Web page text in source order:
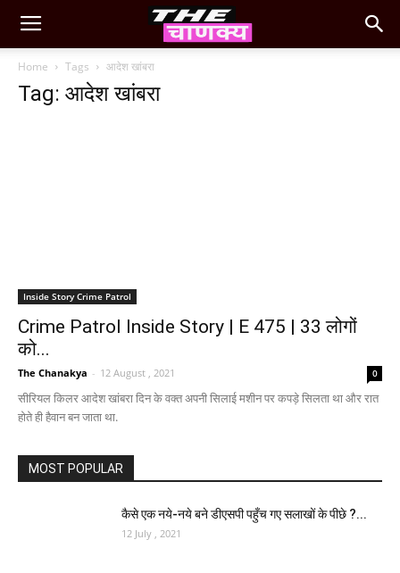
Home Tags आदेश खांबरा
Tag: आदेश खांबरा
Inside Story Crime Patrol
Crime Patrol Inside Story | E 475 | 33 लोगों
को...
The Chanakya - 12 August , 2021 0
सीरियल किलर आदेश खांबरा दिन के वक्त अपनी सिलाई मशीन पर कपड़े सिलता था और रात
होते ही हैवान बन जाता था.
MOST POPULAR
कैसे एक नये-नये बने डीएसपी पहुँच गए सलाखों के पीछे ?...
12 July , 2021